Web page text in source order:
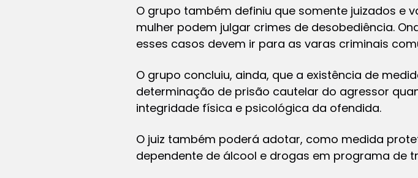
O grupo também definiu que somente juizados e
mulher podem julgar crimes de desobediência.
esses casos devem ir para as varas criminais
O grupo concluiu, ainda, que a existência de
determinação de prisão cautelar do agressor
integridade física e psicológica da ofendida.
O juiz também poderá adotar, como medida
dependente de álcool e drogas em programa de